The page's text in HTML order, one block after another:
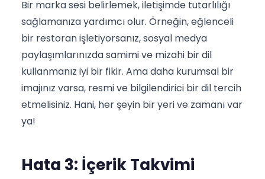
Bir marka sesi belirlemek, iletişimde tutarlılığı
sağlamanıza yardımcı olur. Örneğin, eğlenceli
bir restoran işletiyorsanız, sosyal medya
paylaşımlarınızda samimi ve mizahi bir dil
kullanmanız iyi bir fikir. Ama daha kurumsal bir
imajınız varsa, resmi ve bilgilendirici bir dil tercih
etmelisiniz. Hani, her şeyin bir yeri ve zamanı var
ya!
Hata 3: İçerik Takvimi